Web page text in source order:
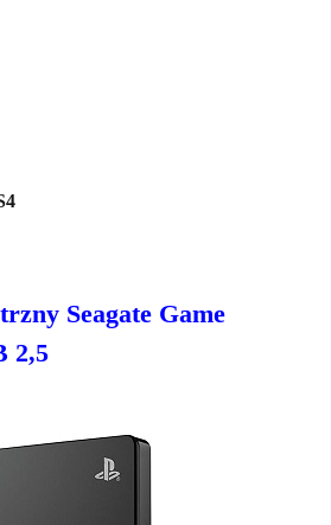
Seagate Game
2,5